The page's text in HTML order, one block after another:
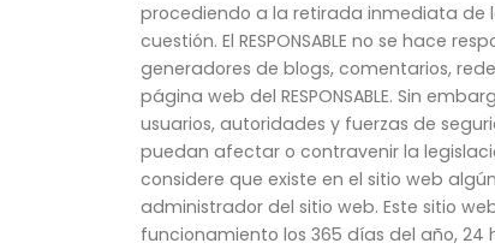
procediendo a la retirada inmediata de
cuestión. El RESPONSABLE no se hace
generadores de blogs, comentarios,
página web del RESPONSABLE. Sin
usuarios, autoridades y fuerzas de
puedan afectar o contravenir la
considere que existe en el sitio web
administrador del sitio web. Este sitio
funcionamiento los 365 días del año, 24